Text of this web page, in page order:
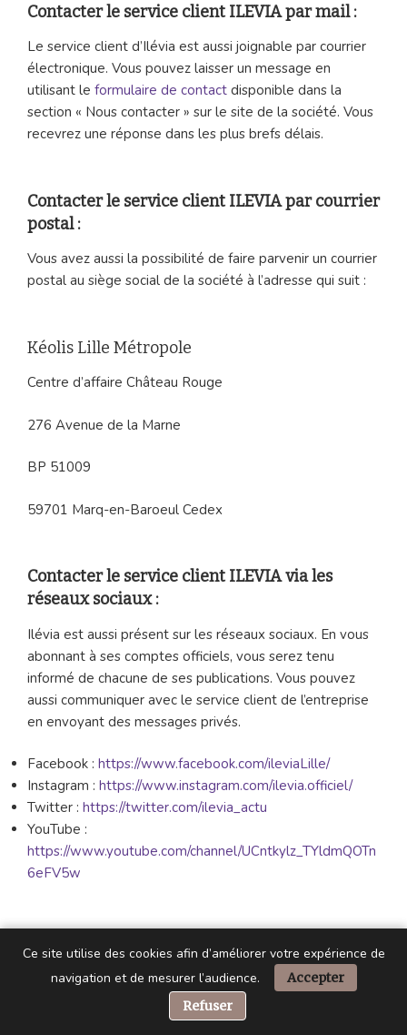
Contacter le service client ILEVIA par mail :
Le service client d’Ilévia est aussi joignable par courrier
électronique. Vous pouvez laisser un message en
utilisant le formulaire de contact disponible dans la
section « Nous contacter » sur le site de la société. Vous
recevrez une réponse dans les plus brefs délais.
Contacter le service client ILEVIA par courrier
postal :
Vous avez aussi la possibilité de faire parvenir un courrier
postal au siège social de la société à l’adresse qui suit :
Kéolis Lille Métropole
Centre d’affaire Château Rouge
276 Avenue de la Marne
BP 51009
59701 Marq-en-Baroeul Cedex
Contacter le service client ILEVIA via les
réseaux sociaux :
Ilévia est aussi présent sur les réseaux sociaux. En vous
abonnant à ses comptes officiels, vous serez tenu
informé de chacune de ses publications. Vous pouvez
aussi communiquer avec le service client de l’entreprise
en envoyant des messages privés.
Facebook : https://www.facebook.com/ileviaLille/
Instagram : https://www.instagram.com/ilevia.officiel/
Twitter : https://twitter.com/ilevia_actu
YouTube :
https://www.youtube.com/channel/UCntkylz_TYldmQOTn
6eFV5w
Ce site utilise des cookies afin d’améliorer votre expérience de
navigation et de mesurer l’audience.
Accepter
Refuser